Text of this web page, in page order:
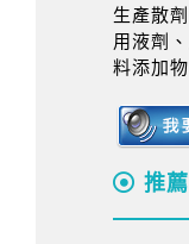
生產散
用液劑
料添加
推